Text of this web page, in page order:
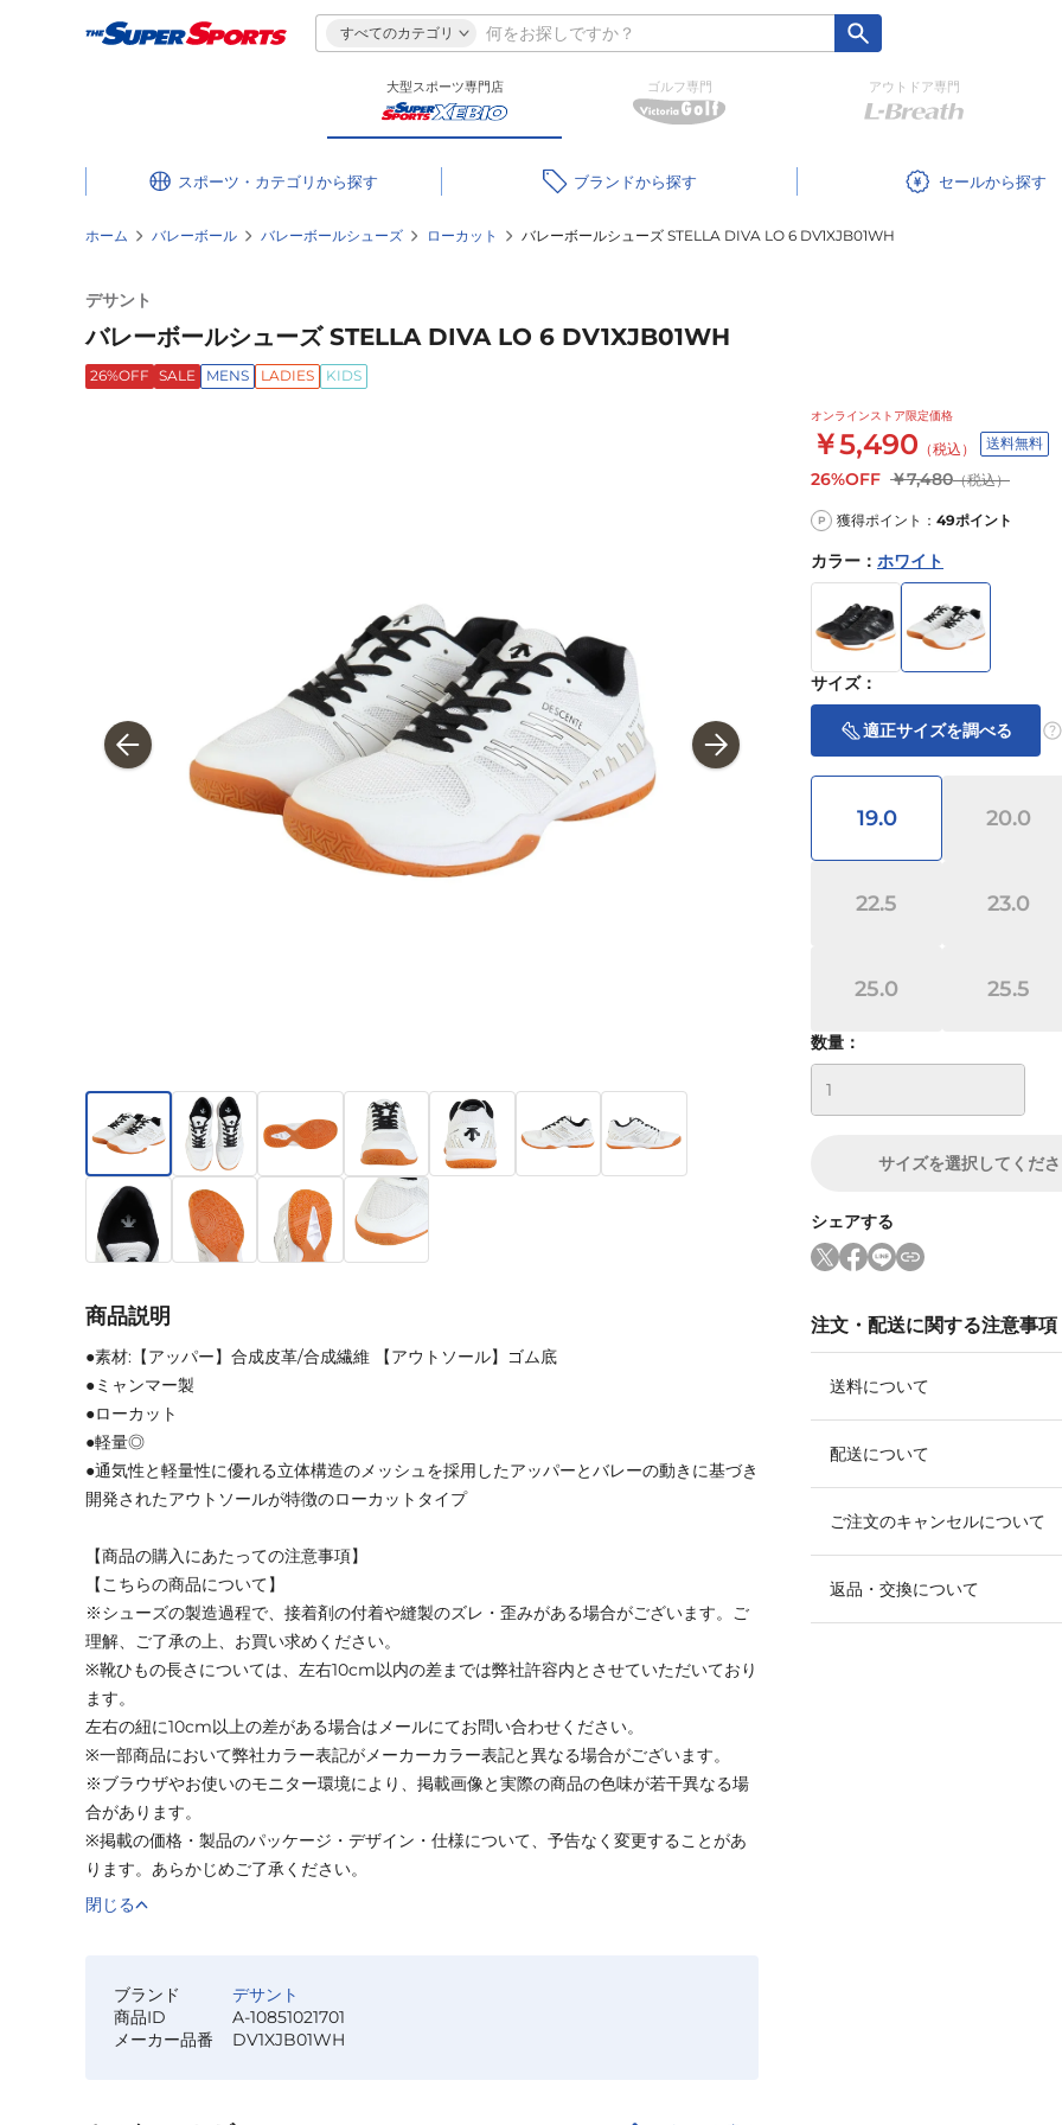
すべてのカテゴリ
大型スポーツ専門店 ゴルフ専門 アウトドア専門
スポーツ・カテゴリ ブランド セール
ホーム バレーボール バレーボールシューズ ローカット バレーボールシューズ STELLA DIVA LO 6 DV1XJB01WH
デサント
バレーボールシューズ STELLA DIVA LO 6 DV1XJB01WH
26%OFF SALE MENS LADIES KIDS
オンラインストア限定価格
￥5,490 （税込） 送料無料
26%OFF ￥7,480（税込）
P 獲得ポイント： 49ポイント
カラー ： ホワイト
サイズ：
適正サイズを調べる
19.0 20.0
22.5 23.0
25.0 25.5
数量：
サイズを選択してくだ
シェアする
注文・配送に関する注意事項
送料について
配送について
ご注文のキャンセルについて
返品・交換について
商品説明
●素材:【アッパー】合成皮革/合成繊維 【アウトソール】ゴム底
●ミャンマー製
●ローカット
●軽量◎
●通気性と軽量性に優れる立体構造のメッシュを採用したアッパーとバレーの動きに基づき
開発されたアウトソールが特徴のローカットタイプ
【商品の購入にあたっての注意事項】
【こちらの商品について】
※シューズの製造過程で、接着剤の付着や縫製のズレ・歪みがある場合がございます。ご
理解、ご了承の上、お買い求めください。
※靴ひもの長さについては、左右10cm以内の差までは弊社許容内とさせていただいており
ます。
左右の紐に10cm以上の差がある場合はメールにてお問い合わせください。
※一部商品において弊社カラー表記がメーカーカラー表記と異なる場合がございます。
※ブラウザやお使いのモニター環境により、掲載画像と実際の商品の色味が若干異なる場
合があります。
※掲載の価格・製品のパッケージ・デザイン・仕様について、予告なく変更することがあ
ります。あらかじめご了承ください。
閉じる
ブランド
デサント
商品ID
A-10851021701
メーカー品番
DV1XJB01WH